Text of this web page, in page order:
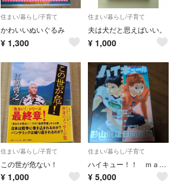
住まい/暮らし/子育て
かわいいぬいぐるみ
¥ 1,300
住まい/暮らし/子育て
夫は犬だと思えばいい。
¥ 1,000
住まい/暮らし/子育て
この世が危ない！
¥ 1,000
住まい/暮らし/子育て
ハイキュー！！ ｍａｇａｚｉｎｅ
¥ 5,000